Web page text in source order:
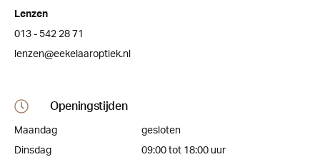
Lenzen
013 - 542 28 71
lenzen@eekelaaroptiek.nl
Openingstijden
Maandag
gesloten
Dinsdag
09:00 tot 18:00 uur